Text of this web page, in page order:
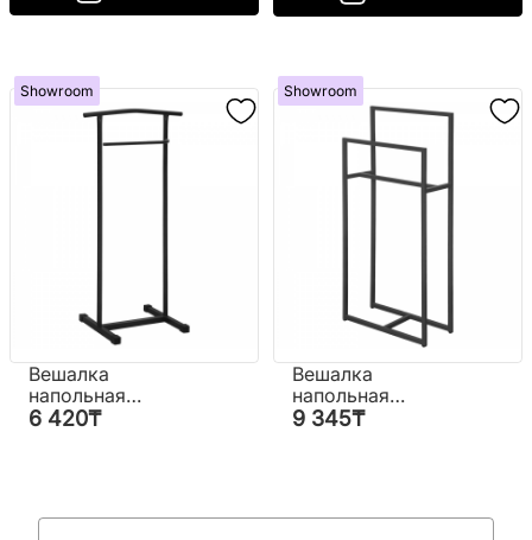
Showroom
Вешалка
напольная
"Дархан"
6 420₸
Showroom
Вешалка
напольная
"Райли"
9 345₸